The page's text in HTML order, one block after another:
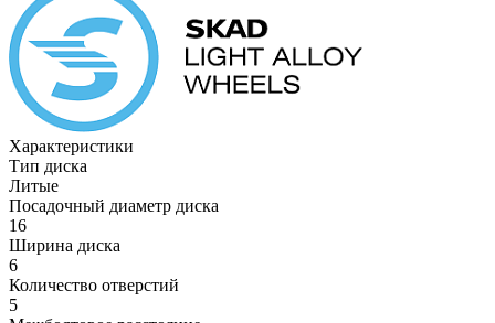
Характеристики
Тип диска
Литые
Посадочный диаметр диска
16
Ширина диска
6
Количество отверстий
5